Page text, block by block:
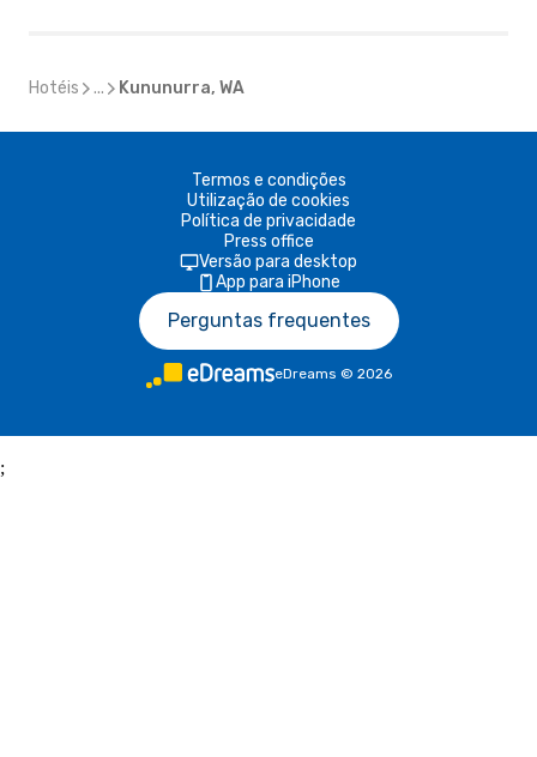
Hotéis ... Kununurra, WA
Termos e condições
Utilização de cookies
Política de privacidade
Press office
Versão para desktop
App para iPhone
Perguntas frequentes
eDreams © 2026
;